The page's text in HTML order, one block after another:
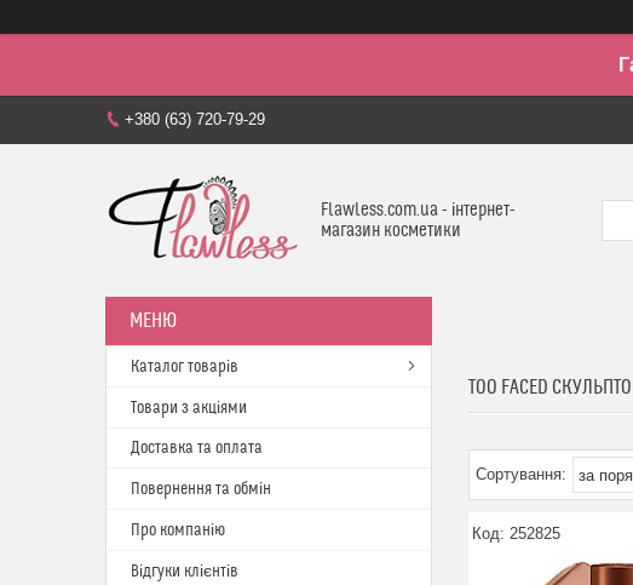
+380 (63) 720-79-29
Flawless.com.ua - інтернет-
магазин косметики
TOO FACED
252825
Каталог товарів
Товари з акціями
Доставка та оплата
Повернення та обмін
Про компанію
Відгуки клієнтів